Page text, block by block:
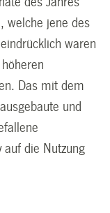
welche jene des
waren
Das mit dem
und
auf die Nutzung